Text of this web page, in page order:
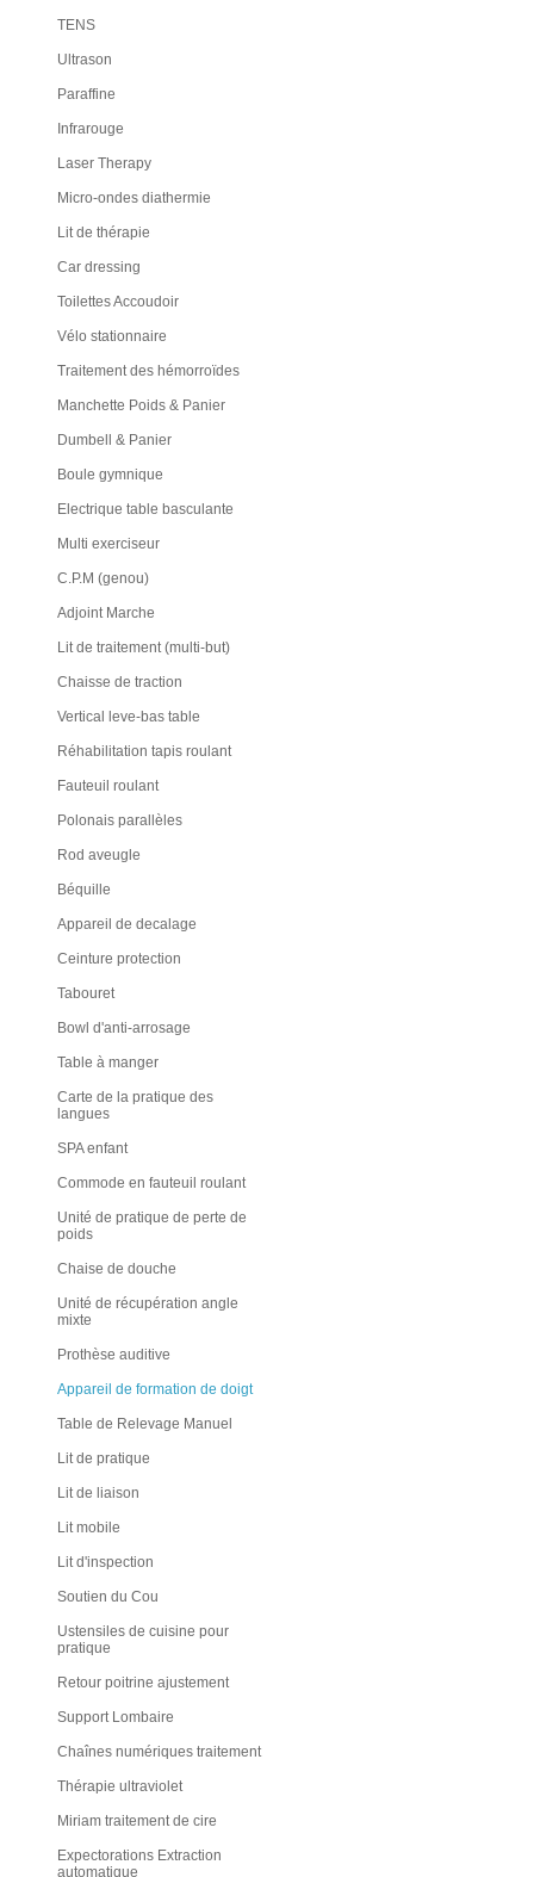
TENS
Ultrason
Paraffine
Infrarouge
Laser Therapy
Micro-ondes diathermie
Lit de thérapie
Car dressing
Toilettes Accoudoir
Vélo stationnaire
Traitement des hémorroïdes
Manchette Poids & Panier
Dumbell & Panier
Boule gymnique
Electrique table basculante
Multi exerciseur
C.P.M (genou)
Adjoint Marche
Lit de traitement (multi-but)
Chaisse de traction
Vertical leve-bas table
Réhabilitation tapis roulant
Fauteuil roulant
Polonais parallèles
Rod aveugle
Béquille
Appareil de decalage
Ceinture protection
Tabouret
Bowl d'anti-arrosage
Table à manger
Carte de la pratique des
langues
SPA enfant
Commode en fauteuil roulant
Unité de pratique de perte de
poids
Chaise de douche
Unité de récupération angle
mixte
Prothèse auditive
Appareil de formation de doigt
Table de Relevage Manuel
Lit de pratique
Lit de liaison
Lit mobile
Lit d'inspection
Soutien du Cou
Ustensiles de cuisine pour
pratique
Retour poitrine ajustement
Support Lombaire
Chaînes numériques traitement
Thérapie ultraviolet
Miriam traitement de cire
Expectorations Extraction
automatique